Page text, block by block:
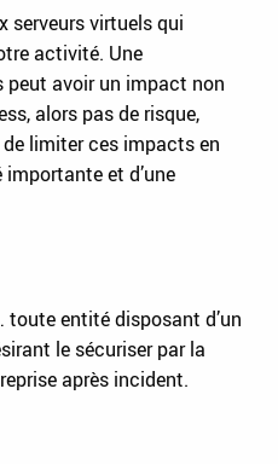
serveurs virtuels qui
activité. Une
peut avoir un impact non
alors pas de risque,
limiter ces impacts en
et d’une
entité disposant d’un
le sécuriser par la
après incident.